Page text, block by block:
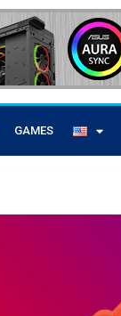
GAMES